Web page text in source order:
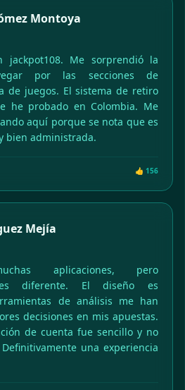
Montoya
jackpot108. Me sorprendió la
por las secciones de
de juegos. El sistema de retiro
he probado en Colombia. Me
aquí porque se nota que es
bien administrada.
👍 156
Mejía
aplicaciones, pero
es diferente. El diseño es
de análisis me han
decisiones en mis apuestas.
de cuenta fue sencillo y no
una experiencia